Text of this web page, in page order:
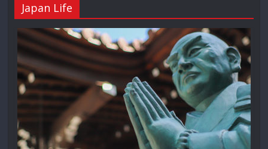
Japan Life